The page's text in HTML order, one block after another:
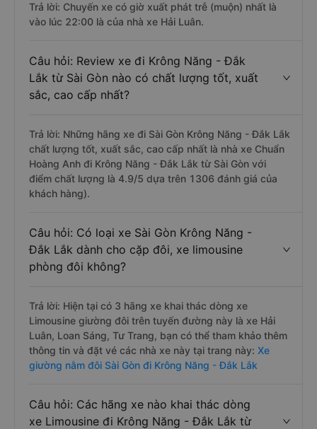
Trả lời: Chuyến xe có giờ xuất phát trễ (muộn) nhất là
vào lúc 22:00 là của nhà xe Hải Luân.
Câu hỏi: Review xe đi Krông Năng - Đắk
Lắk từ Sài Gòn nào có chất lượng tốt, xuất
sắc, cao cấp nhất?
Trả lời: Những hãng xe đi Sài Gòn Krông Năng - Đắk Lắk
chất lượng tốt, xuất sắc, cao cấp nhất là nhà xe Chuẩn
Hoàng Anh đi Krông Năng - Đắk Lắk từ Sài Gòn với
điểm chất lượng là 4.9/5 dựa trên 1306 đánh giá của
khách hàng).
Câu hỏi: Có loại xe Sài Gòn Krông Năng -
Đắk Lắk dành cho cặp đôi, xe limousine
phòng đôi không?
Trả lời: Hiện tại có 3 hãng xe khai thác dòng xe
Limousine giường đôi trên tuyến đường này là xe Hải
Luân, Loan Sáng, Tư Trang, bạn có thể tham khảo thêm
thông tin và đặt vé các nhà xe này tại trang này: Xe
giường nằm đôi Sài Gòn đi Krông Năng - Đắk Lắk
Câu hỏi: Các hãng xe nào khai thác dòng
xe Limousine đi Krông Năng - Đắk Lắk từ